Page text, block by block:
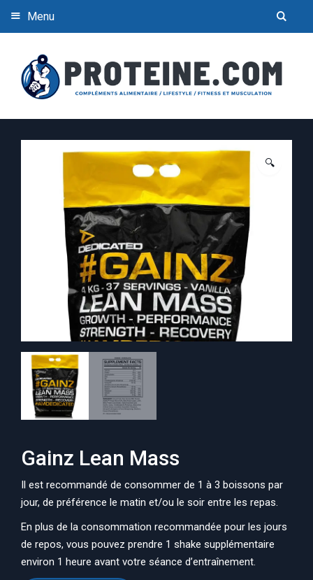
Menu
🔍
Gainz Lean Mass
Il est recommandé de consommer de 1 à 3 boissons par
jour, de préférence le matin et/ou le soir entre les repas.
En plus de la consommation recommandée pour les jours
de repos, vous pouvez prendre 1 shake supplémentaire
environ 1 heure avant votre séance d’entraînement.